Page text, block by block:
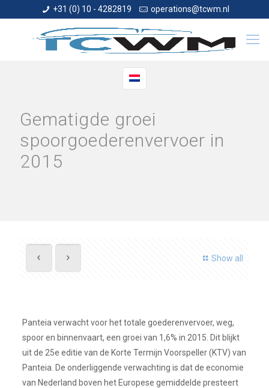
+31 (0) 10 - 4282819 operations@tcwm.nl
Gematigde groei
spoorgoederenvervoer in
2015
Show all
Panteia verwacht voor het totale goederenvervoer, weg,
spoor en binnenvaart, een groei van 1,6% in 2015. Dit blijkt
uit de 25e editie van de Korte Termijn Voorspeller (KTV) van
Panteia. De onderliggende verwachting is dat de economie
van Nederland boven het Europese gemiddelde presteert